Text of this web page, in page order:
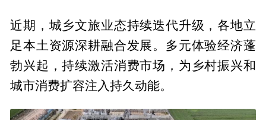
近期，城乡文旅业态持续迭代升级，各地立
足本土资源深耕融合发展。多元体验经济蓬
勃兴起，持续激活消费市场，为乡村振兴和
城市消费扩容注入持久动能。